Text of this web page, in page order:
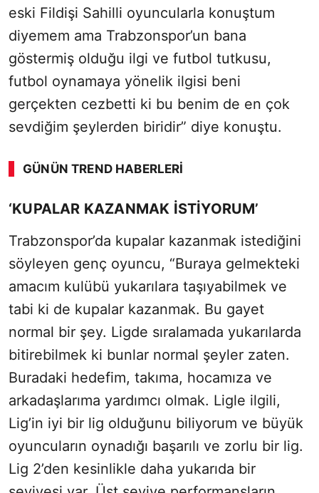
eski Fildişi Sahilli oyuncularla konuştum
diyemem ama Trabzonspor’un bana
göstermiş olduğu ilgi ve futbol tutkusu,
futbol oynamaya yönelik ilgisi beni
gerçekten cezbetti ki bu benim de en çok
sevdiğim şeylerden biridir” diye konuştu.
GÜNÜN TREND HABERLERI
‘KUPALAR KAZANMAK İSTİYORUM’
Trabzonspor’da kupalar kazanmak istediğini
söyleyen genç oyuncu, “Buraya gelmekteki
amacım kulübü yukarılara taşıyabilmek ve
tabi ki de kupalar kazanmak. Bu gayet
normal bir şey. Ligde sıralamada yukarılarda
bitirebilmek ki bunlar normal şeyler zaten.
Buradaki hedefim, takıma, hocamıza ve
arkadaşlarıma yardımcı olmak. Ligle ilgili,
Lig’in iyi bir lig olduğunu biliyorum ve büyük
oyuncuların oynadığı başarılı ve zorlu bir lig.
Lig 2’den kesinlikle daha yukarıda bir